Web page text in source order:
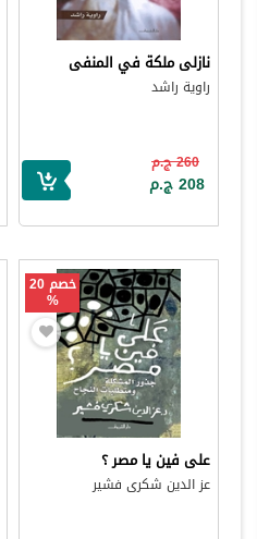
نازلى ملكة في المنفى
راوية راشد
260 ج.م
208 ج.م
خصم 20
%
على فين يا مصر ؟
عز الدين شكرى فشير